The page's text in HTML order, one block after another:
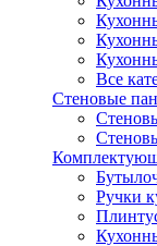
Все
Стеновые
Ручки